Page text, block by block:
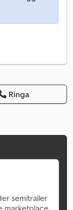
Ringa